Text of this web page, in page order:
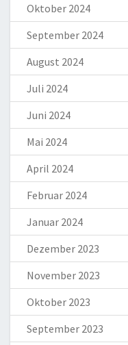
Oktober 2024
September 2024
August 2024
Juli 2024
Juni 2024
Mai 2024
April 2024
Februar 2024
Januar 2024
Dezember 2023
November 2023
Oktober 2023
September 2023